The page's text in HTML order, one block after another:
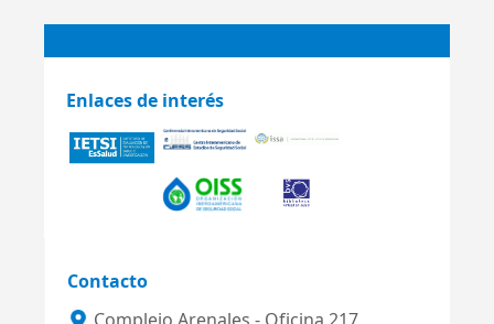
Enlaces de interés
Contacto